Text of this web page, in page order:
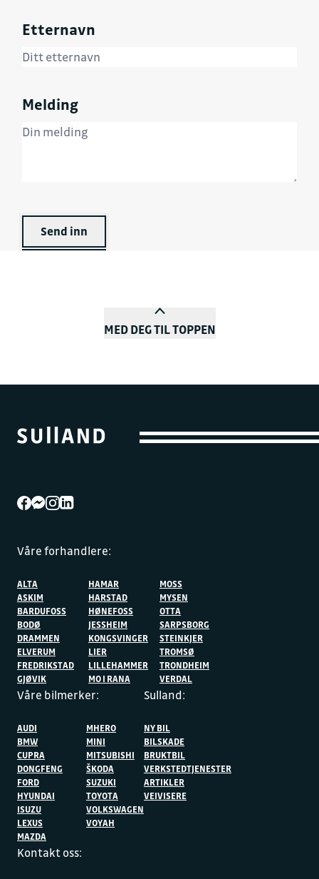
Etternavn
Melding
Send inn
MED DEG TIL TOPPEN
Våre forhandlere:
ALTA
ASKIM
BARDUFOSS
BODØ
DRAMMEN
ELVERUM
FREDRIKSTAD
GJØVIK
HAMAR
HARSTAD
HØNEFOSS
JESSHEIM
KONGSVINGER
LIER
LILLEHAMMER
MO I RANA
MOSS
MYSEN
OTTA
SARPSBORG
STEINKJER
TROMSØ
TRONDHEIM
VERDAL
Våre bilmerker:
AUDI
BMW
CUPRA
DONGFENG
FORD
HYUNDAI
ISUZU
LEXUS
MAZDA
MHERO
MINI
MITSUBISHI
ŠKODA
SUZUKI
TOYOTA
VOLKSWAGEN
VOYAH
Sulland:
NY BIL
BILSKADE
BRUKTBIL
VERKSTEDTJENESTER
ARTIKLER
VEIVISERE
Kontakt oss: